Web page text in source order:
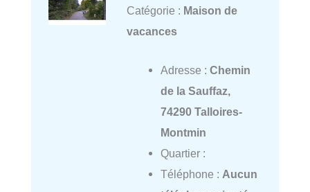
Catégorie : Maison de
vacances
Adresse : Chemin
de la Sauffaz,
74290 Talloires-
Montmin
Quartier :
Téléphone : Aucun